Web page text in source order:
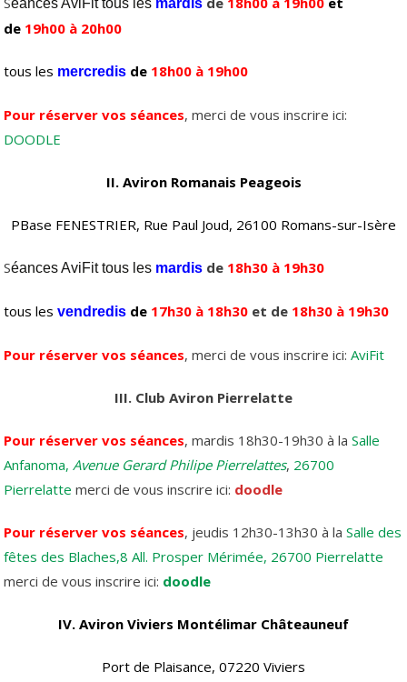
éances AviFit tous les mardis
de 19h00 à 20h00
tous les mercredis de 18h00 à 19h00
Pour réserver vos séances, merci de vous inscrire ici:
DOODLE
II. Aviron Romanais Peageois
PBase FENESTRIER, Rue Paul Joud, 26100 Romans-sur-Isère
Séances AviFit tous les mardis de 18h30 à 19h30
tous les vendredis de 17h30 à 18h30 et de 18h30 à 19h30
Pour réserver vos séances, merci de vous inscrire ici:AviFit
III. Club Aviron Pierrelatte
Pour réserver vos séances, mardis 18h30-19h30 à laSalle
Anfanoma,Avenue Gerard Philipe Pierrelattes, 26700
Pierrelatte merci de vous inscrire ici: doodle
Pour réserver vos séances, jeudis 12h30-13h30 à laSalle des
fêtes des Blaches,8 All. Prosper Mérimée, 26700 Pierrelatte
merci de vous inscrire ici: doodle
IV. Aviron Viviers Montélimar Châteauneuf
Port de Plaisance, 07220 Viviers